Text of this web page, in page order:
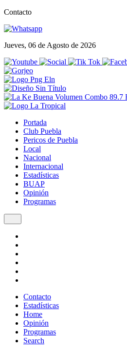
Contacto
Jueves, 06 de Agosto de 2026
Portada
Club Puebla
Pericos de Puebla
Local
Nacional
Internacional
Estadísticas
BUAP
Opinión
Programas
Contacto
Estadísticas
Home
Opinión
Programas
Search